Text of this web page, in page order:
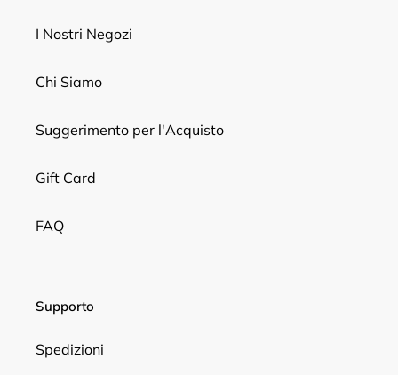
I Nostri Negozi
Chi Siamo
Suggerimento per l'Acquisto
Gift Card
FAQ
Supporto
Spedizioni